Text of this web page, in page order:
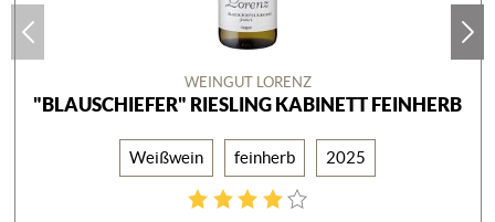
WEINGUT LORENZ
"BLAUSCHIEFER" RIESLING KABINETT FEINHERB
Weißwein feinherb 2025